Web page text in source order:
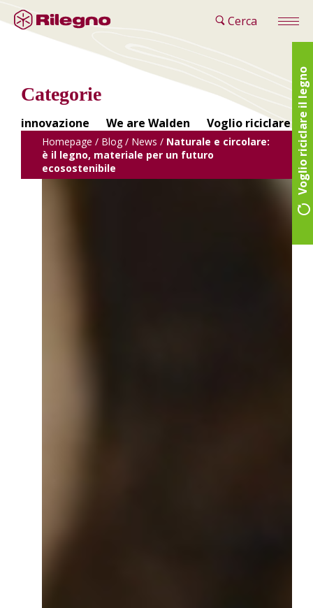
Cerca
Voglio riciclare il legno
Categorie
innovazione We are Walden Voglio riciclare il
Homepage / Blog/ News / Naturale e circolare:
è il legno, materiale per un futuro
ecosostenibile